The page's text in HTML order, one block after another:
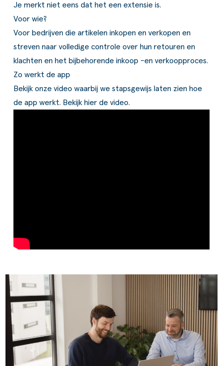
Je merkt niet eens dat het een extensie is.
Voor wie?
Voor bedrijven die artikelen inkopen en verkopen en
streven naar volledige controle over hun retouren en
klachten en het bijbehorende inkoop -en verkoopproces.
Zo werkt de app
Bekijk onze video waarbij we stapsgewijs laten zien hoe
de app werkt. Bekijk hier de video.